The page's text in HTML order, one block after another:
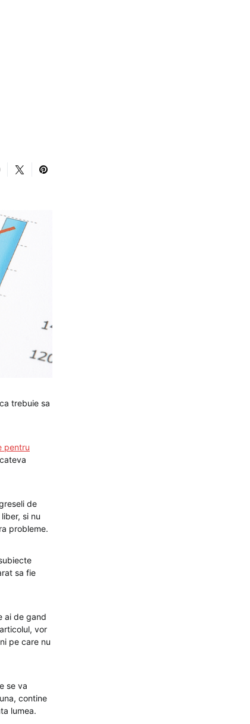
trebuie sa
pentru
de
si nu
probleme.
sa fie
ai de gand
vor
pe care nu
se va
contine
lumea.